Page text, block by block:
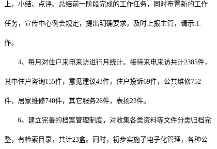
上，小结、点评、总结前一阶段完成的工作任务，同时布置新的工作
任务，宣传中心例会规定，提出明确要求，及时上报主管，请示工
作。
4、每月对住户来电来访进行月统计。接待来电来访共计2385件，
其中住户咨询155件，意见建议43件，住户投诉69件，公共维修752
件，居家维修740件，其它服务26件，表扬23件。
6、建立完善的档案管理制度，对收集各类资料等文件分类归档完
整，有检索目录，共计23盒。同时，初步实施了电子化管理，各种公